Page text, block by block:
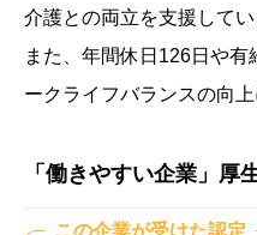
介護との両立を支援してい
また、年間休日126日や
ークライフバランスの向上
「働きやすい企業」厚
この企業が受けた認定